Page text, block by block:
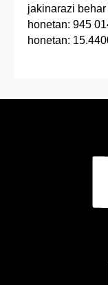
jakinarazi
honetan: 945
honetan: